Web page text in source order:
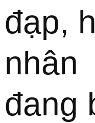
đạp,
nhân
đang